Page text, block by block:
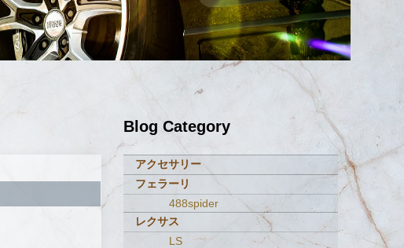
Blog Category
アクセサリー
フェラーリ
488spider
レクサス
LS